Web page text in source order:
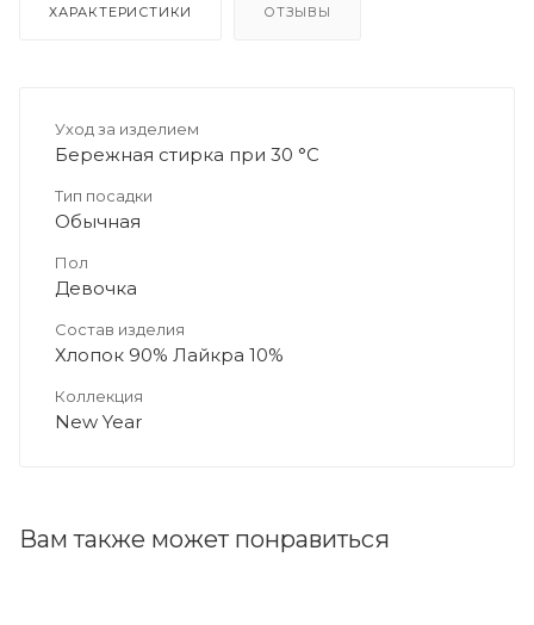
ХАРАКТЕРИСТИКИ ОТЗЫВЫ
Уход за изделием
Бережная стирка при 30 °C
Тип посадки
Обычная
Пол
Девочка
Состав изделия
Хлопок 90% Лайкра 10%
Коллекция
New Year
Вам также может понравиться